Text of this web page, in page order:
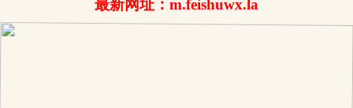
最新网址：m.feishuwx.la